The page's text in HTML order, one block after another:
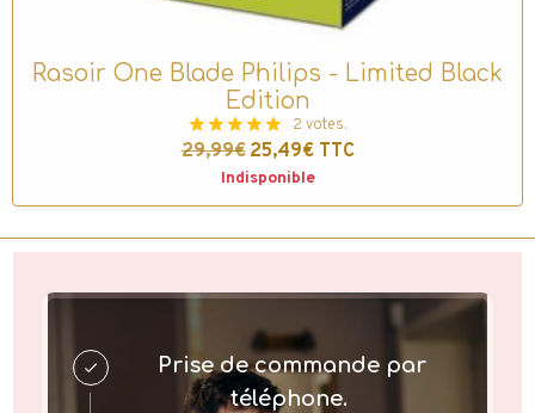
Rasoir One Blade Philips - Limited Black
Edition
2 votes.
29,99€ 25,49€ TTC
Indisponible
Prise de commande par
téléphone.